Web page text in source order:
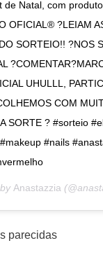
de Natal, com
OFICIAL® ?LEIAM
SORTEIO!! ?NOS
UHULLL,
COM
SORTE ? #sorteio
#nails
Anastazzia
parecidas